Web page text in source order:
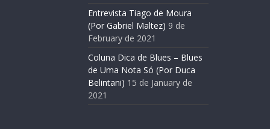
Entrevista Tiago de Moura
(Por Gabriel Maltez) 9 de
February de 2021
Coluna Dica de Blues – Blues
de Uma Nota Só (Por Duca
Belintani) 15 de January de
2021